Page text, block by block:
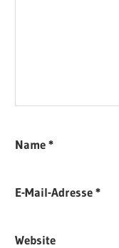
Name*
E-Mail-Adresse*
Website